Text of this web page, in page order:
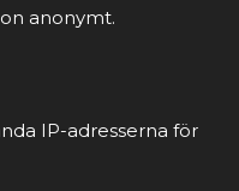
anonymt.
IP-adresserna för